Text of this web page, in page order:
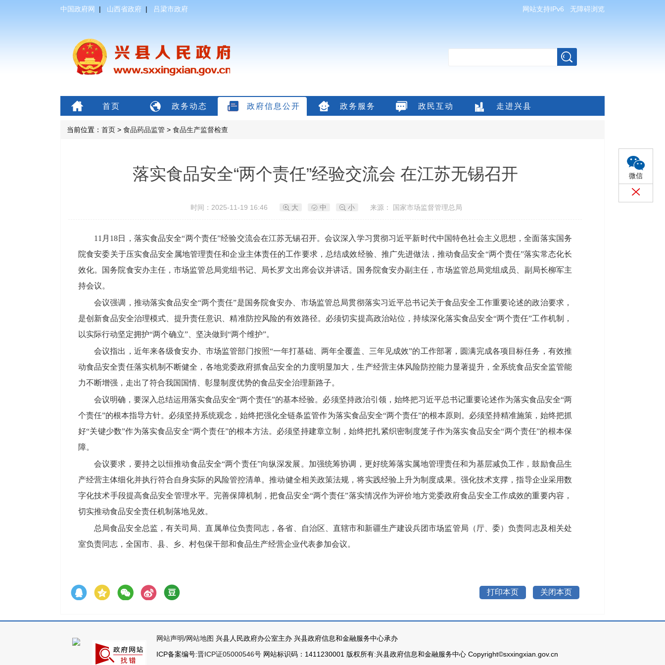
微信
中国政府网 | 山西省政府 | 吕梁市政府 无障碍浏览
网站支持IPv6
首页 政务动态 政府信息公开 政务服务 政民互动 走进兴县
当前位置： 首页 > 食品药品监管 > 食品生产监督检查
落实食品安全“两个责任”经验交流会 在江苏无锡召开
时间：2025-11-19 16:46 大 中 小 来源： 国家市场监督管理总局
11月18日，落实食品安全“两个责任”经验交流会在江苏无锡召开。会议深入学习贯彻习近平新时代中国特色社会主义思想，全面落实国务
院食安委关于压实食品安全属地管理责任和企业主体责任的工作要求，总结成效经验、推广先进做法，推动食品安全“两个责任”落实常态化长
效化。国务院食安办主任，市场监管总局党组书记、局长罗文出席会议并讲话。国务院食安办副主任，市场监管总局党组成员、副局长柳军主
持会议。
会议强调，推动落实食品安全“两个责任”是国务院食安办、市场监管总局贯彻落实习近平总书记关于食品安全工作重要论述的政治要求，
是创新食品安全治理模式、提升责任意识、精准防控风险的有效路径。必须切实提高政治站位，持续深化落实食品安全“两个责任”工作机制，
以实际行动坚定拥护“两个确立”、坚决做到“两个维护”。
会议指出，近年来各级食安办、市场监管部门按照“一年打基础、两年全覆盖、三年见成效”的工作部署，圆满完成各项目标任务，有效推
动食品安全责任落实机制不断健全，各地党委政府抓食品安全的力度明显加大，生产经营主体风险防控能力显著提升，全系统食品安全监管能
力不断增强，走出了符合我国国情、彰显制度优势的食品安全治理新路子。
会议明确，要深入总结运用落实食品安全“两个责任”的基本经验。必须坚持政治引领，始终把习近平总书记重要论述作为落实食品安全“两
个责任”的根本指导方针。必须坚持系统观念，始终把强化全链条监管作为落实食品安全“两个责任”的根本原则。必须坚持精准施策，始终把抓
好“关键少数”作为落实食品安全“两个责任”的根本方法。必须坚持建章立制，始终把扎紧织密制度笼子作为落实食品安全“两个责任”的根本保
障。
会议要求，要持之以恒推动食品安全“两个责任”向纵深发展。加强统筹协调，更好统筹落实属地管理责任和为基层减负工作，鼓励食品生
产经营主体细化并执行符合自身实际的风险管控清单。推动健全相关政策法规，将实践经验上升为制度成果。强化技术支撑，指导企业采用数
字化技术手段提高食品安全管理水平。完善保障机制，把食品安全“两个责任”落实情况作为评价地方党委政府食品安全工作成效的重要内容，
切实推动食品安全责任机制落地见效。
总局食品安全总监，有关司局、直属单位负责同志，各省、自治区、直辖市和新疆生产建设兵团市场监管局（厅、委）负责同志及相关处
室负责同志，全国市、县、乡、村包保干部和食品生产经营企业代表参加会议。
打印本页 关闭本页
网站声明/网站地图 兴县人民政府办公室主办 兴县政府信息和金融服务中心承办
ICP备案编号:晋ICP证05000546号 网站标识码：1411230001 版权所有:兴县政府信息和金融服务中心 Copyright©sxxingxian.gov.cn